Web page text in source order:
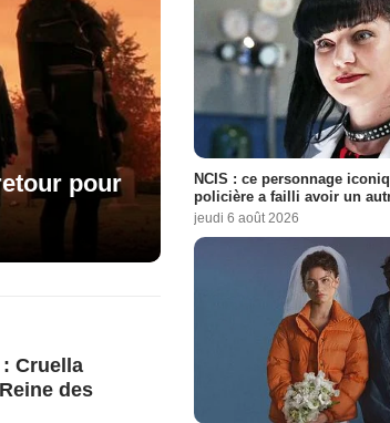
pour
Cruella
des
NCIS : ce personnage
policière a failli avoir un
jeudi 6 août 2026